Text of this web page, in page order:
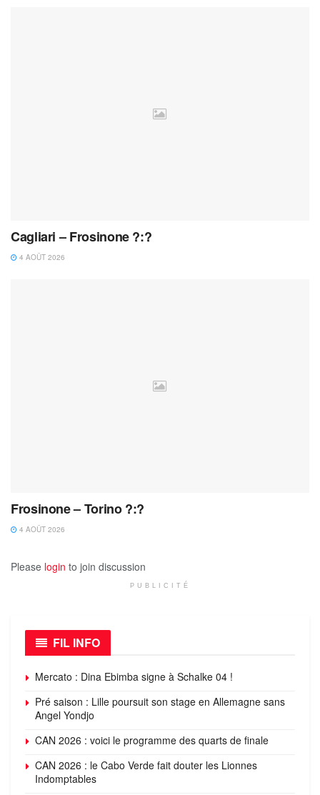
Cagliari – Frosinone ?:?
4 AOÛT 2026
Frosinone – Torino ?:?
4 AOÛT 2026
Please login to join discussion
PUBLICITÉ
FIL INFO
Mercato : Dina Ebimba signe à Schalke 04 !
Pré saison : Lille poursuit son stage en Allemagne sans
Angel Yondjo
CAN 2026 : voici le programme des quarts de finale
CAN 2026 : le Cabo Verde fait douter les Lionnes
Indomptables